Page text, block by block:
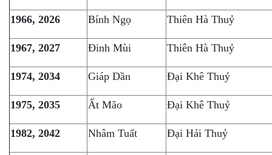
1966, 2026 Bính Ngọ Thiên Hà Thuỷ
1967, 2027 Đinh Mùi Thiên Hà Thuỷ
1974, 2034 Giáp Dần Đại Khê Thuỷ
1975, 2035 Ất Mão Đại Khê Thuỷ
1982, 2042 Nhâm Tuất Đại Hải Thuỷ